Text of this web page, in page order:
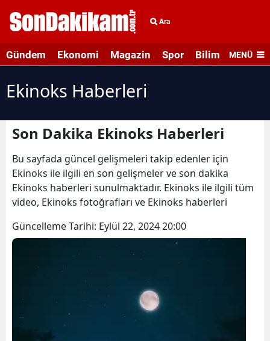
Ara
Gündem Ekonomi Magazin Spor Bilim veMENÜ
Ekinoks Haberleri
Son Dakika Ekinoks Haberleri
Bu sayfada güncel gelişmeleri takip edenler için
Ekinoks ile ilgili en son gelişmeler ve son dakika
Ekinoks haberleri sunulmaktadır. Ekinoks ile ilgili tüm
video, Ekinoks fotoğrafları ve Ekinoks haberleri
Güncelleme Tarihi: Eylül 22, 2024 20:00